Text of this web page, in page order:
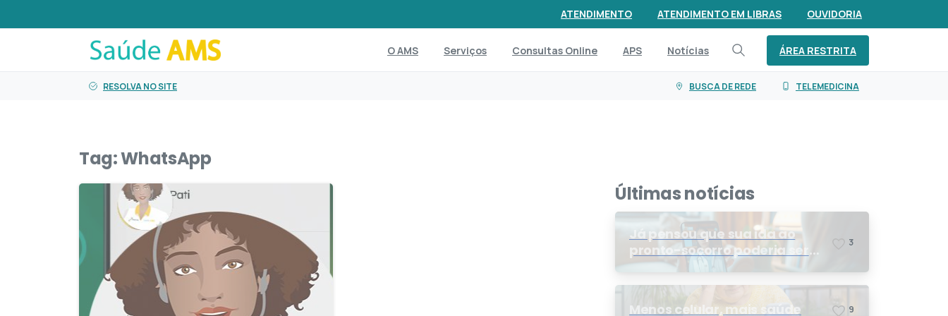
ATENDIMENTO ATENDIMENTO EM LIBRAS OUVIDORIA
O AMS Serviços Consultas Online APS Notícias ÁREA RESTRITA
RESOLVA NO SITE BUSCA DE REDE TELEMEDICINA
Tag:WhatsApp
Últimas notícias
Já pensou que sua ida ao
pronto-socorro poderia ser
resolvida por telemedicina?
3
Menos celular, mais saúde 9